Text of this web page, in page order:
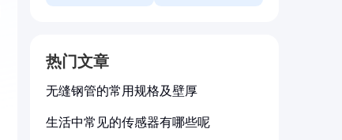
热门文章
无缝钢管的常用规格及壁厚
生活中常见的传感器有哪些呢